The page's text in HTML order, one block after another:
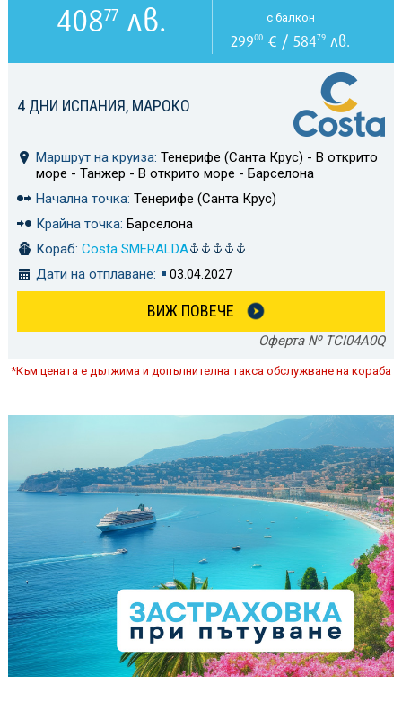
4 ДНИ ИСПАНИЯ, МАРОКО
Маршрут на круиза: Тенерифе (Санта Крус) - В открито
море - Танжер - В открито море - Барселона
Начална точка: Тенерифе (Санта Крус)
Крайна точка: Барселона
Кораб: Costa SMERALDA
Дати на отплаване:
03.04.2027
ВИЖ ПОВЕЧЕ
Оферта № TCI04A0Q
40877лв. с балкон
29900 € / 58479 лв.
*Към цената е дължима и допълнителна такса обслужване на кораба